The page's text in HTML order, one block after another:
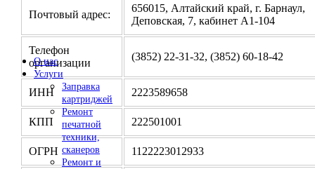
О нас
Услуги
Заправка
картриджей
Ремонт
печатной
техники,
сканеров
Ремонт и
Почтовый адрес:
656015, Алтайский край, г. Барнаул,
Деповская, 7, кабинет А1-104
Телефон
организации
(3852) 22-31-32, (3852) 60-18-42
ИНН 2223589658
КПП 222501001
ОГРН 1122223012933